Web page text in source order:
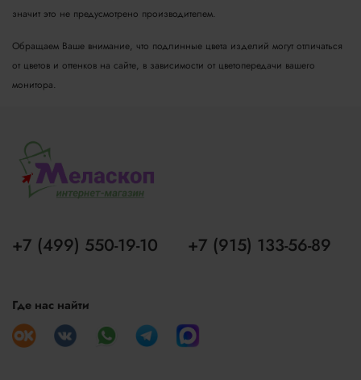
значит это не предусмотрено производителем.
Обращаем Ваше внимание, что подлинные цвета изделий могут отличаться
от цветов и оттенков на сайте, в зависимости от цветопередачи вашего
монитора.
+7 (499) 550-19-10 +7 (915) 133-56-89
Где нас найти